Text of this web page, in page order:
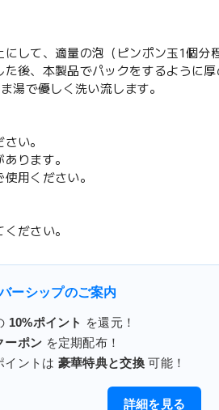
して、適量の泡（ピンポン玉1個分
後、本製品でパックをするように
湯で優しく洗い流します。
い。
ります。
用ください。
ださい。
ーシップのご案内
10%ポイント
を還元！
ーポン を定期配布！
イントは 豪華特典と交換 可能！
詳細を見る